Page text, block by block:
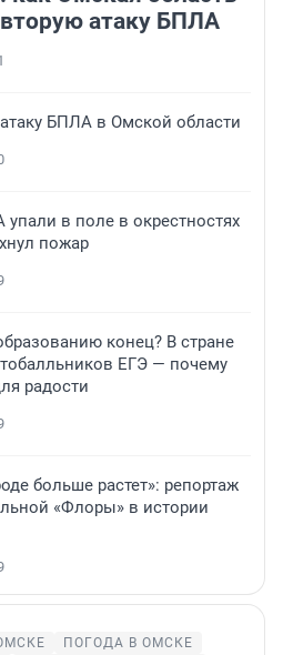
атаку БПЛА
БПЛА в Омской области
в поле в окрестностях
пожар
конец? В стране
ЕГЭ — почему
радости
больше растет»: репортаж
«Флоры» в истории
ПОГОДА В ОМСКЕ